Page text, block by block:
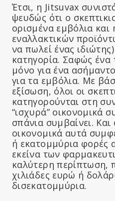
Έτσι, η Jitsuvax
ψευδώς ότι ο
ορισμένα εμβόλια
εναλλακτικών
να πωλεί ένας
κατηγορία. Σαφώς ένα
μόνο για ένα
για τα εμβόλια. Με
εξίσωση, όλοι οι
κατηγορούνται στη
“ισχυρά” οικονομικά
σπάνια συμβαίνει.
οικονομικά αυτά
ή εκατομμύρια φορές
εκείνα των
καλύτερη περίπτωση,
χιλιάδες ευρώ ή
δισεκατομμύρια.